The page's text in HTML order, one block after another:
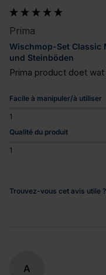
Prima
Wischmop-Set Classic
und Steinböden
Prima product doet
Facile à manipuler/à utiliser
1
Qualité du produit
1
Trouvez-vous cet avis utile ?
A